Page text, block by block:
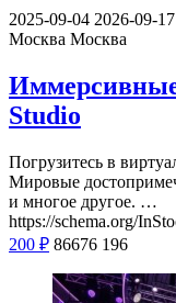
2025-09-04 2026-09-17
Москва Москва
Studio
Погрузитесь в
Мировые
и многое другое. …
https://schema.org/
200 ₽ 86676 196